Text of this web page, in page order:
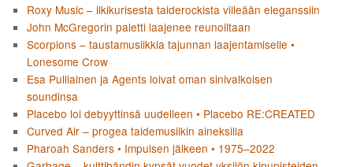
Roxy Music – ilkikurisesta taiderockista viileään eleganssiin
John McGregorin paletti laajenee reunoiltaan
Scorpions – taustamusiikkia tajunnan laajentamiselle •
Lonesome Crow
Esa Pulliainen ja Agents loivat oman sinivalkoisen
soundinsa
Placebo loi debyyttinsä uudelleen • Placebo RE:CREATED
Curved Air – progea taidemusiikin aineksilla
Pharoah Sanders • Impulsen jälkeen • 1975–2022